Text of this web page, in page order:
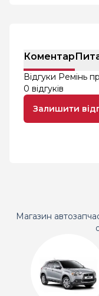
Коментар
Відгуки Ремінь
0 відгуків
Залишити
Магазин